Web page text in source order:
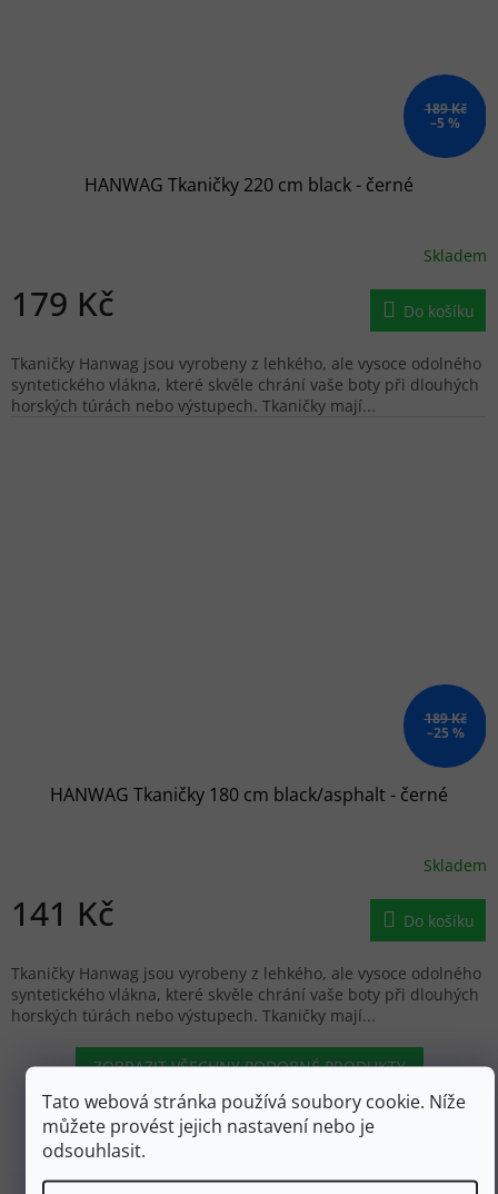
Tato webová stránka používá soubory cookie. Níže
můžete provést jejich nastavení nebo je
odsouhlasit.
189 Kč
–5 %
HANWAG Tkaničky 220 cm black - černé
Skladem
179 Kč Do košíku
Tkaničky Hanwag jsou vyrobeny z lehkého, ale vysoce odolného
syntetického vlákna, které skvěle chrání vaše boty při dlouhých
horských túrách nebo výstupech. Tkaničky mají...
189 Kč
–25 %
HANWAG Tkaničky 180 cm black/asphalt - černé
Skladem
141 Kč Do košíku
Tkaničky Hanwag jsou vyrobeny z lehkého, ale vysoce odolného
syntetického vlákna, které skvěle chrání vaše boty při dlouhých
horských túrách nebo výstupech. Tkaničky mají...
ZOBRAZIT VŠECHNY PODOBNÉ PRODUKTY